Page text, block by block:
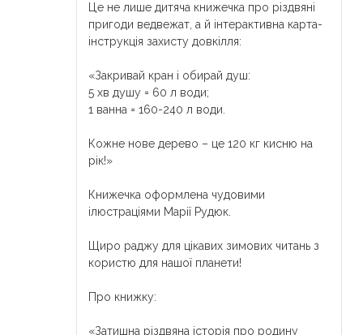
Це не лише дитяча книжечка про різдвяні
пригоди ведвежат, а й інтерактивна карта-
інструкція захисту довкілля:
«Закривай кран і обирай душ:
5 хв душу = 60 л води;
1 ванна = 160-240 л води.
Кожне нове дерево – це 120 кг кисню на
рік!»
Книжечка оформлена чудовими
ілюстраціями Марії Рудюк.
Щиро раджу для цікавих зимових читань з
користю для нашої планети!
Про книжку:
«Затишна різдвяна історія про родину